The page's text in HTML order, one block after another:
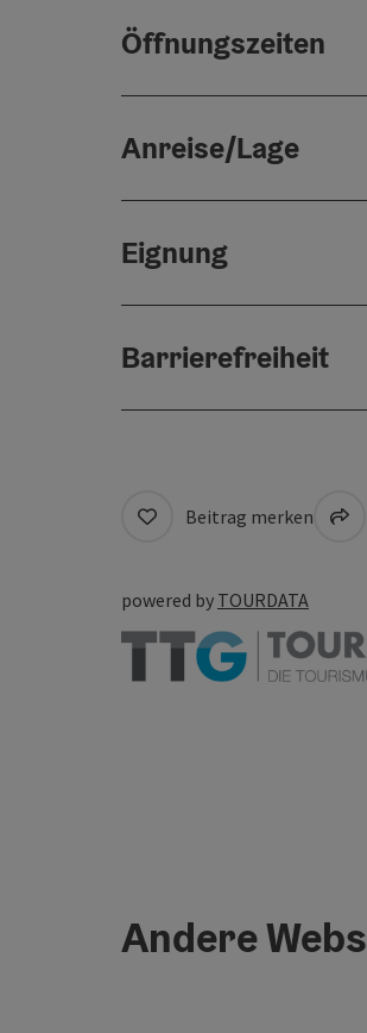
Öffnungszeiten
Anreise/Lage
Eignung
Barrierefreiheit
Beitrag merken
powered by TOURDATA
Andere